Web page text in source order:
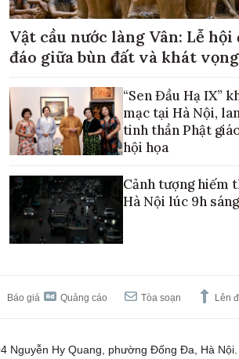
Vật cầu nước làng Vân: Lễ hội
đáo giữa bùn đất và khát vọng
“Sen Đầu Hạ IX”
mạc tại Hà Nội,
tinh thần Phật
hội họa
Cảnh tượng hiếm
Hà Nội lúc 9h sáng
Báo giá Quảng cáo Tòa soạn Lên
Nguyễn Hy Quang, phường Đống Đa, Hà Nội.